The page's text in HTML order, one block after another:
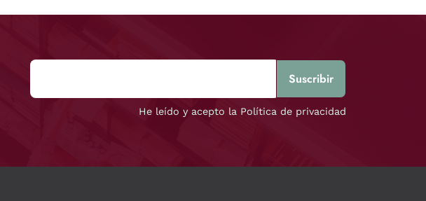
He leído y acepto la Política de privacidad